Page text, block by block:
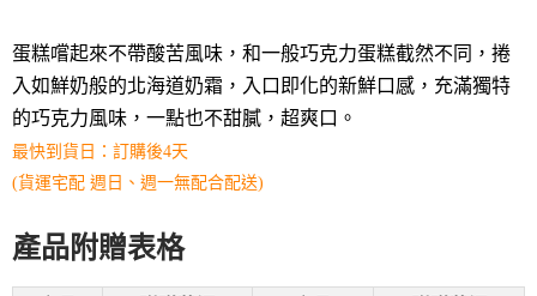
蛋糕嚐起來不帶酸苦風味，和一般巧克力蛋糕截然不同，捲
入如鮮奶般的北海道奶霜，入口即化的新鮮口感，充滿獨特
的巧克力風味，一點也不甜膩，超爽口。
最快到貨日： 訂購後4天
(貨運宅配 週日、週一無配合配送)
產品附贈表格